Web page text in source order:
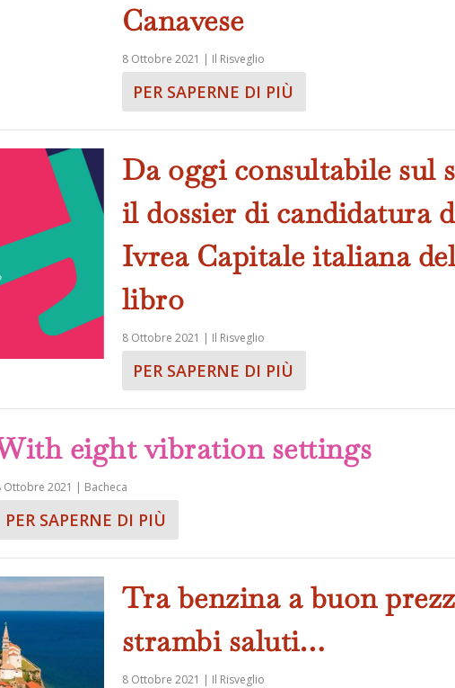
Canavese
8 Ottobre 2021 | Il Risveglio
PER SAPERNE DI PIÙ
Da oggi consultabile sul
il dossier di candidatura
Ivrea Capitale italiana
libro
8 Ottobre 2021 | Il Risveglio
PER SAPERNE DI PIÙ
eight vibration settings
Ottobre 2021 | Bacheca
PER SAPERNE DI PIÙ
Tra benzina a buon
strambi saluti…
8 Ottobre 2021 | Il Risveglio